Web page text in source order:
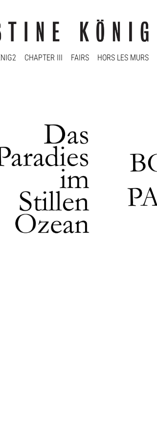
CHAPTER III FAIRS HORS LES MURS
IM STILLEN OZEAN
- 20 Mar 2021